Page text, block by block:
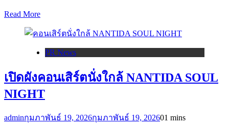
Read More
PR News
เปิดผังคอนเสิร์ตนั่งใกล้ NANTIDA SOUL
NIGHT
adminกุมภาพันธ์ 19, 2026กุมภาพันธ์ 19, 202601 mins